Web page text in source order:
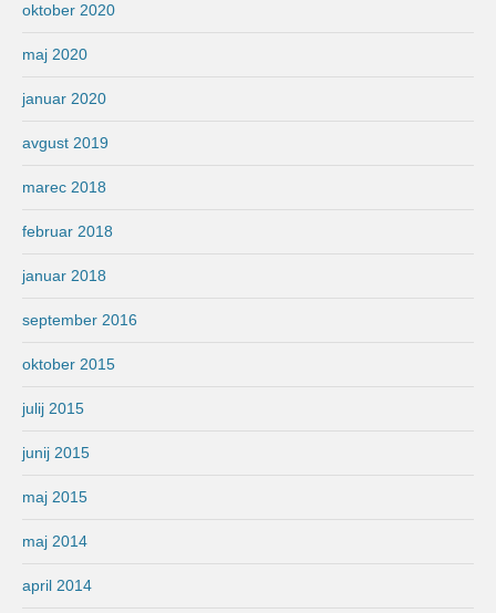
oktober 2020
maj 2020
januar 2020
avgust 2019
marec 2018
februar 2018
januar 2018
september 2016
oktober 2015
julij 2015
junij 2015
maj 2015
maj 2014
april 2014